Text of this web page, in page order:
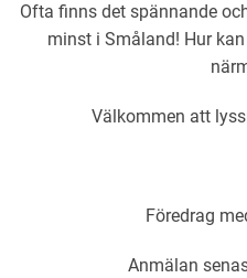
Ofta finns det spännande
minst i Småland! Hur
Välkommen att
Föredrag
Anmälan